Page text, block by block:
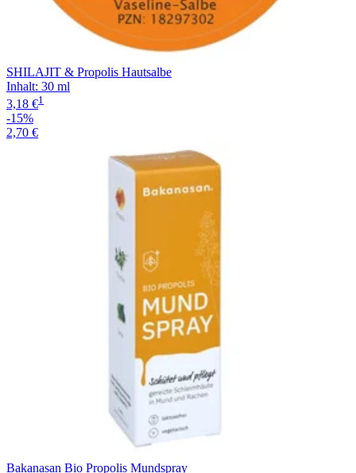
SHILAJIT & Propolis Hautsalbe
Inhalt: 30 ml
3,18 €1
-15%
2,70 €
Bakanasan Bio Propolis Mundspray